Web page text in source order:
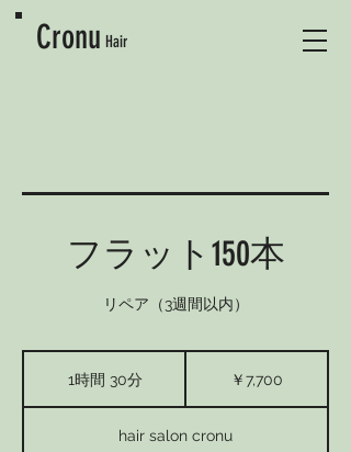
Cronu Hair
フラット150本
リペア（3週間以内）
1時間 30分
0
￥7,700
hair salon cronu